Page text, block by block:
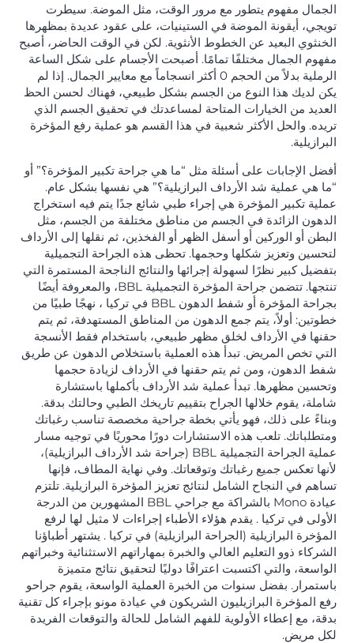
الجمال مفهوم يتطور مع مرور الوقت، مثل الموضة. سيطرت
تويجي، أيقونة الموضة في الستينيات، على عقود عديدة بمظهرها
الخنثوي البعيد عن الخطوط الأنثوية. لكن في الوقت الحاضر، أصبح
مفهوم الجمال مختلفًا تمامًا. أصبحت الأجسام على شكل الساعة
الرملية بدلاً من الحجم 0 أكثر انسجاماً مع معايير الجمال. إذا لم
يكن لديك هذا النوع من الجسم بشكل طبيعي، فهناك لحسن الحظ
العديد من الخيارات المتاحة لمساعدتك في تحقيق الجسم الذي
تريده. والحل الأكثر شعبية في هذا القسم هو عملية رفع المؤخرة
البرازيلية.
أفضل الإجابات على أسئلة مثل “ما هي جراحة تكبير المؤخرة؟” أو
“ما هي عملية شد الأرداف البرازيلية؟” هي نفسها بشكل عام.
عملية تكبير المؤخرة هي إجراء طبي شائع جدًا يتم فيه استخراج
الدهون الزائدة في الجسم من مناطق مختلفة من الجسم، مثل
البطن أو الوركين أو أسفل الظهر أو الفخذين، ثم نقلها إلى الأرداف
لتحسين وتعزيز شكلها وحجمها. تحظى هذه الجراحة التجميلية
بتفضيل كبير نظرًا لسهولة إجرائها والنتائج الناجحة المستمرة التي
تنتجها. تتضمن جراحة المؤخرة التجميلية BBL، والمعروفة أيضًا
بجراحة المؤخرة أو شفط الدهون BBL في تركيا ، نهجًا طبيًا من
خطوتين: أولاً، يتم جمع الدهون من المناطق المستهدفة، ثم يتم
حقنها في الأرداف لخلق مظهر طبيعي، باستخدام فقط الأنسجة
التي تخص المريض. تبدأ هذه العملية باستخلاص الدهون عن طريق
شفط الدهون، ومن ثم يتم حقنها في الأرداف لزيادة حجمها
وتحسين مظهرها. تبدأ عملية شد الأرداف بأكملها باستشارة
شاملة، يقوم خلالها الجراح بتقييم تاريخك الطبي وحالتك بدقة.
وبناءً على ذلك، فهو يأتي بخطة جراحية مخصصة تناسب رغباتك
ومتطلباتك. تلعب هذه الاستشارات دورًا محوريًا في توجيه مسار
عملية الجراحة التجميلية BBL (جراحة شد الأرداف البرازيلية)،
لأنها تعكس جميع رغباتك وتوقعاتك. وفي نهاية المطاف، فإنها
تساهم في النجاح الشامل لنتائج تعزيز المؤخرة البرازيلية. تلتزم
عيادة Mono بالشراكة مع جراحي BBL المشهورين من الدرجة
الأولى في تركيا . يقدم هؤلاء الأطباء إجراءات لا مثيل لها لرفع
المؤخرة البرازيلية (الجراحة البرازيلية) في تركيا . يشتهر أطباؤنا
الشركاء ذوو التعليم العالي والخبرة بمهاراتهم الاستثنائية وخبراتهم
الواسعة، والتي اكتسبت اعترافًا دوليًا لتحقيق نتائج متميزة
باستمرار. بفضل سنوات من الخبرة العملية الواسعة، يقوم جراحو
رفع المؤخرة البرازيليون الشريكون في عيادة مونو بإجراء كل تقنية
بدقة، مع إعطاء الأولوية للفهم الشامل للحالة والتوقعات الفريدة
لكل مريض.